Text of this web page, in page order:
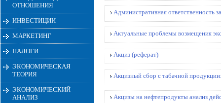
ОТНОШЕНИЯ
ИНВЕСТИЦИИ
МАРКЕТИНГ
НАЛОГИ
ЭКОНОМИЧЕСКАЯ
ТЕОРИЯ
ЭКОНОМИЧЕСКИЙ
АНАЛИЗ
Административная ответственность
Актуальные проблемы возмещения
Акциз (реферат)
Акцизный сбор с табачной
Акцизы на нефтепродукты анализ